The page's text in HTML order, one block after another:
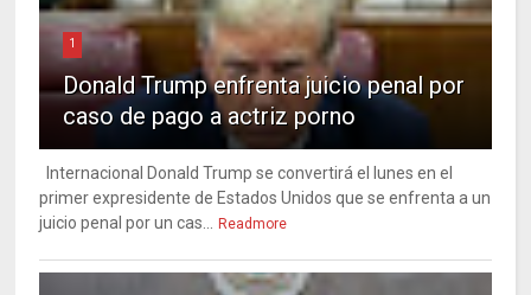
1
Donald Trump enfrenta juicio penal por
caso de pago a actriz porno
Internacional Donald Trump se convertirá el lunes en el
primer expresidente de Estados Unidos que se enfrenta a un
juicio penal por un cas...
Readmore